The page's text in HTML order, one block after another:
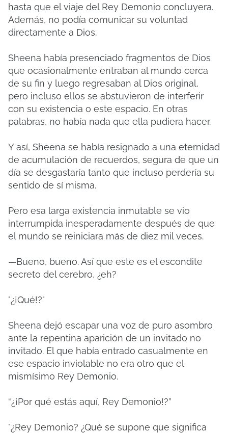
hasta que el viaje del Rey Demonio concluyera.
Además, no podía comunicar su voluntad
directamente a Dios.
Sheena había presenciado fragmentos de Dios
que ocasionalmente entraban al mundo cerca
de su fin y luego regresaban al Dios original,
pero incluso ellos se abstuvieron de interferir
con su existencia o este espacio. En otras
palabras, no había nada que ella pudiera hacer.
Y así, Sheena se había resignado a una eternidad
de acumulación de recuerdos, segura de que un
día se desgastaría tanto que incluso perdería su
sentido de sí misma.
Pero esa larga existencia inmutable se vio
interrumpida inesperadamente después de que
el mundo se reiniciara más de diez mil veces.
—Bueno, bueno. Así que este es el escondite
secreto del cerebro, ¿eh?
"¿¡Qué!?"
Sheena dejó escapar una voz de puro asombro
ante la repentina aparición de un invitado no
invitado. El que había entrado casualmente en
ese espacio inviolable no era otro que el
mismísimo Rey Demonio.
“¿¡Por qué estás aquí, Rey Demonio!?”
"¿Rey Demonio? ¿Qué se supone que significa